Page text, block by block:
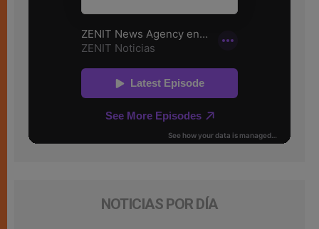
NOTICIAS POR DÍA